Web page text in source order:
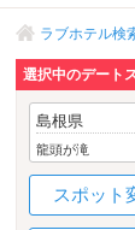
ラブホテル検
選択中のデート
島根県
龍頭が滝
スポット